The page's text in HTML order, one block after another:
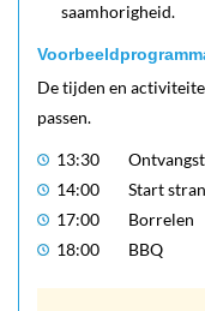
saamhorigheid.
De tijden en
passen.
13:30
14:00
Start
17:00
Borrelen
18:00
BBQ